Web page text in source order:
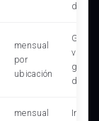
mensual
por
ubicación
Gran
mensual